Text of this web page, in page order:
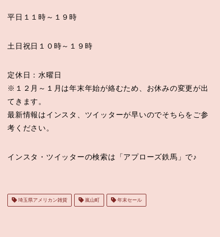
平日１１時～１９時
土日祝日１０時～１９時
定休日：水曜日
※１２月～１月は年末年始が絡むため、お休みの変更が出
てきます。
最新情報はインスタ、ツイッターが早いのでそちらをご参
考ください。
インスタ・ツイッターの検索は「アプローズ鉄馬」で♪
埼玉県アメリカン雑貨 嵐山町 年末セール